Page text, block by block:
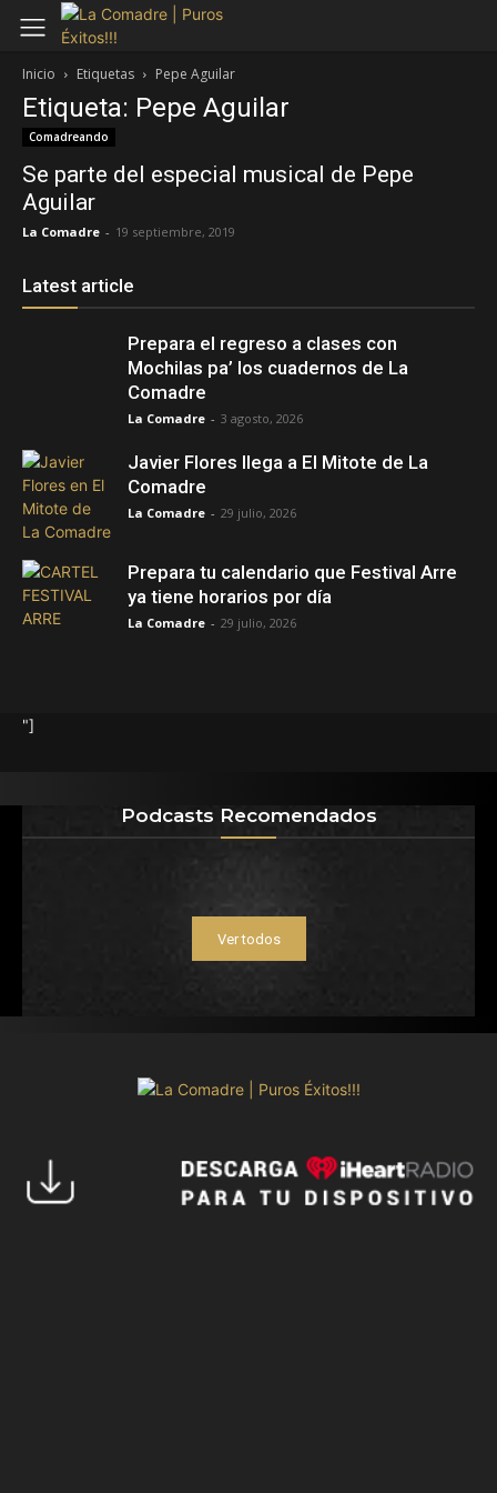
Inicio Etiquetas Pepe Aguilar
Etiqueta: Pepe Aguilar
Comadreando
Se parte del especial musical de Pepe
Aguilar
La Comadre - 19 septiembre, 2019
Latest article
Prepara el regreso a clases con
Mochilas pa’ los cuadernos de La
Comadre
La Comadre - 3 agosto, 2026
Javier Flores llega a El Mitote de La
Comadre
La Comadre - 29 julio, 2026
Prepara tu calendario que Festival Arre
ya tiene horarios por día
La Comadre - 29 julio, 2026
"]
Podcasts Recomendados
Ver todos